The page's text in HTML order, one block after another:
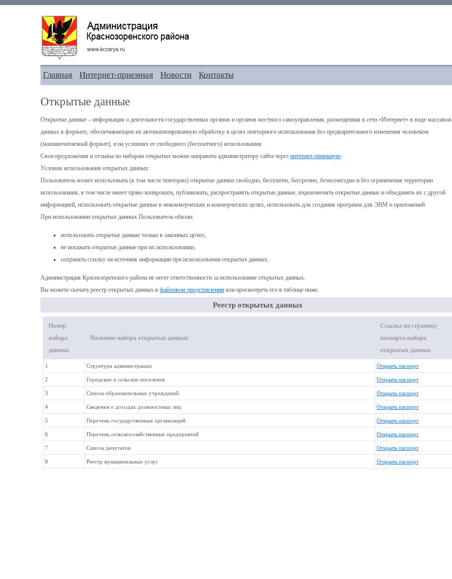
Главная Интернет-приемная Новости Контакты
Открытые данные
Открытые данные – информация о деятельности государственных органов и органов местного самоуправления, размещенная в сети «Интернет» в виде массивов
данных в формате, обеспечивающем их автоматизированную обработку в целях повторного использования без предварительного изменения человеком
(машиночитаемый формат), и на условиях ее свободного (бесплатного) использования.
Свои предложения и отзывы по наборам открытых можно направить администратору сайта через интернет-приемную
Условия использования открытых данных:
Пользователь может использовать (в том числе повторно) открытые данные свободно, бесплатно, бессрочно, безвозмездно и без ограничения территории
использования, в том числе имеет право копировать, публиковать, распространять открытые данные, видоизменять открытые данные и объединять их с другой
информацией, использовать открытые данные в некоммерческих и коммерческих целях, использовать для создания программ для ЭВМ и приложений.
При использовании открытых данных Пользователь обязан:
использовать открытые данные только в законных целях;
не искажать открытые данные при их использовании;
сохранять ссылку на источник информации при использовании открытых данных.
Администрация Краснозоренского района не несет ответственности за использование открытых данных.
Вы можете скачать реестр открытых данных в файловом представлении или просмотреть его в таблице ниже.
Реестр открытых данных
Номер
набора
данных
Название набора открытых данных
Ссылка на страницу
паспорта набора
открытых данных
1 Структура администрации Открыть паспорт
2 Городские и сельские поселения Открыть паспорт
3 Список образовательных учреждений Открыть паспорт
4 Сведения о доходах должностных лиц Открыть паспорт
5 Перечень государственных организаций Открыть паспорт
6 Перечень сельскохозяйственных предприятий Открыть паспорт
7 Список депутатов Открыть паспорт
8 Реестр муниципальных услуг Открыть паспорт